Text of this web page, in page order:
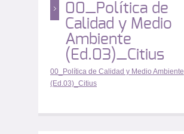
00_Política de
Calidad y Medio
Ambiente
(Ed.03)_Citius
00_Política de Calidad y Medio Ambiente
(Ed.03)_Citius